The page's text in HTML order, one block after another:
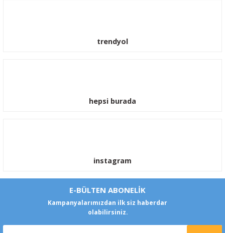
trendyol
hepsi burada
instagram
E-BÜLTEN ABONELİK
Kampanyalarımızdan ilk siz haberdar
olabilirsiniz.